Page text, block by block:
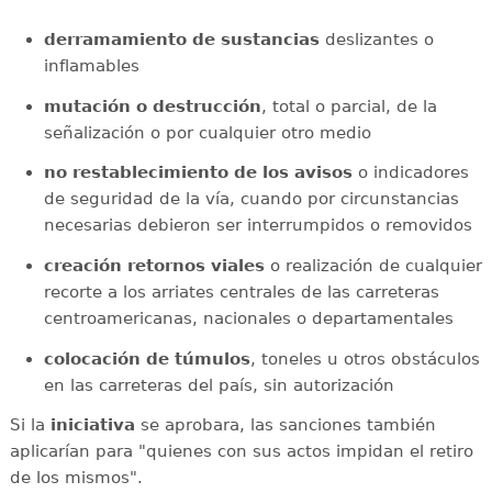
derramamiento de sustancias deslizantes o
inflamables
mutación o destrucción, total o parcial, de la
señalización o por cualquier otro medio
no restablecimiento de los avisos o indicadores
de seguridad de la vía, cuando por circunstancias
necesarias debieron ser interrumpidos o removidos
creación retornos viales o realización de cualquier
recorte a los arriates centrales de las carreteras
centroamericanas, nacionales o departamentales
colocación de túmulos, toneles u otros obstáculos
en las carreteras del país, sin autorización
Si la iniciativa se aprobara, las sanciones también
aplicarían para "quienes con sus actos impidan el retiro
de los mismos".